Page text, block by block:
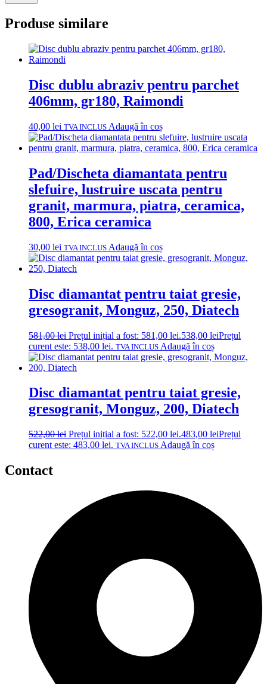
Produse similare
Disc dublu abraziv pentru parchet
406mm, gr180, Raimondi
40,00 lei TVA INCLUS Adaugă în coș
Pad/Discheta diamantata pentru
slefuire, lustruire uscata pentru
granit, marmura, piatra, ceramica,
800, Erica ceramica
30,00 lei TVA INCLUS Adaugă în coș
Disc diamantat pentru taiat gresie,
gresogranit, Monguz, 250, Diatech
581,00lei Prețul inițial a fost: 581,00 lei.538,00 leiPrețul
curent este: 538,00 lei. TVA INCLUS Adaugă în coș
Disc diamantat pentru taiat gresie,
gresogranit, Monguz, 200, Diatech
522,00lei Prețul inițial a fost: 522,00 lei.483,00 leiPrețul
curent este: 483,00 lei. TVA INCLUS Adaugă în coș
Contact